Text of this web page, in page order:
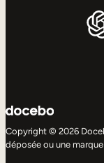
Copyright © 2026
déposée ou une